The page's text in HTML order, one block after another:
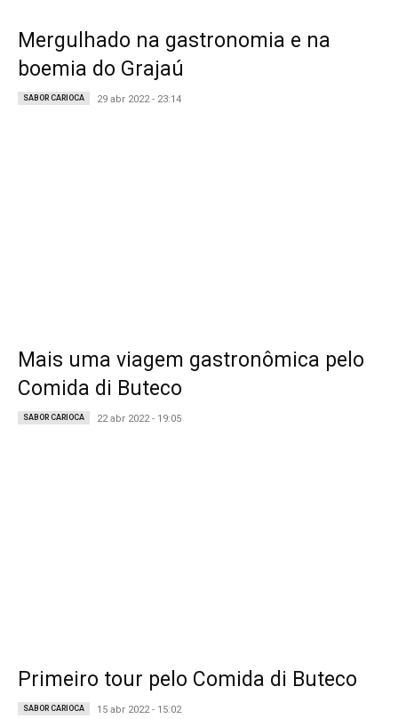
Mergulhado na gastronomia e na
boemia do Grajaú
SABOR CARIOCA 29 abr 2022 - 23:14
Mais uma viagem gastronômica pelo
Comida di Buteco
SABOR CARIOCA 22 abr 2022 - 19:05
Primeiro tour pelo Comida di Buteco
SABOR CARIOCA 15 abr 2022 - 15:02